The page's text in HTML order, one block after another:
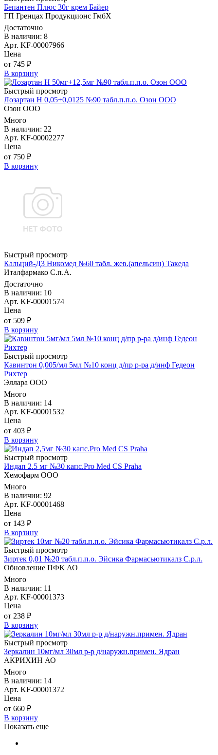
Бепантен Плюс 30г крем Байер
ГП Гренцах Продукционс ГмбХ
Достаточно
В наличии: 8
Арт. KF-00007966
Цена
от 745 ₽
В корзину
Быстрый просмотр
Лозартан Н 0,05+0,0125 №90 табл.п.п.о. Озон ООО
Озон ООО
Много
В наличии: 22
Арт. KF-00002277
Цена
от 750 ₽
В корзину
Быстрый просмотр
Кальций-Д3 Никомед №60 табл. жев.(апельсин) Такеда
Италфармако С.п.А.
Достаточно
В наличии: 10
Арт. KF-00001574
Цена
от 509 ₽
В корзину
Быстрый просмотр
Кавинтон 0,005/мл 5мл №10 конц д/пр р-ра д/инф Гедеон
Рихтер
Эллара ООО
Много
В наличии: 14
Арт. KF-00001532
Цена
от 403 ₽
В корзину
Быстрый просмотр
Индап 2.5 мг №30 капс.Pro Med CS Praha
Хемофарм ООО
Много
В наличии: 92
Арт. KF-00001468
Цена
от 143 ₽
В корзину
Быстрый просмотр
Зиртек 0,01 №20 табл.п.п.о. Эйсика Фармасьютикалз С.р.л.
Обновление ПФК АО
Много
В наличии: 11
Арт. KF-00001373
Цена
от 238 ₽
В корзину
Быстрый просмотр
Зеркалин 10мг/мл 30мл р-р д/наружн.примен. Ядран
АКРИХИН АО
Много
В наличии: 14
Арт. KF-00001372
Цена
от 660 ₽
В корзину
Показать еще